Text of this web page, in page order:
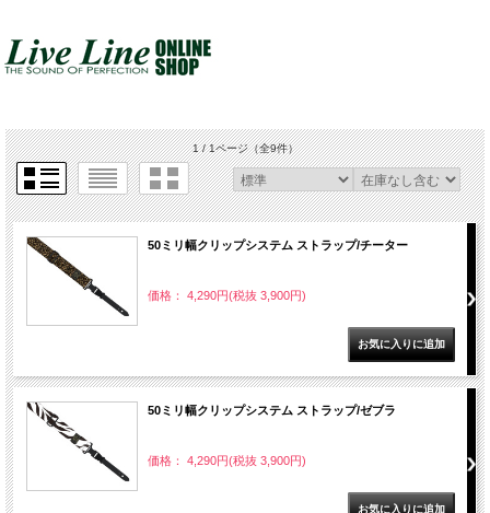
1 / 1ページ（全9件）
50ミリ幅クリップシステム ストラップ/チーター
価格： 4,290円(税抜 3,900円)
50ミリ幅クリップシステム ストラップ/ゼブラ
価格： 4,290円(税抜 3,900円)